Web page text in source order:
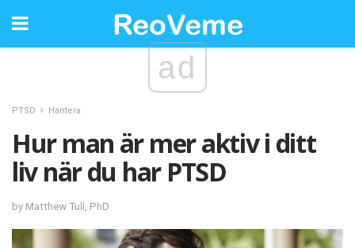
ad
PTSD Hantera
Hur man är mer aktiv i ditt
liv när du har PTSD
by Matthew Tull, PhD